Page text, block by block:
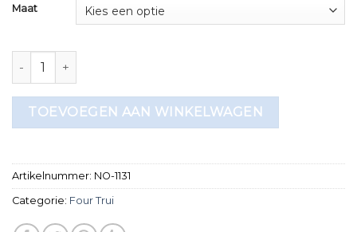
Maat
four trui aantal
TOEVOEGEN AAN WINKELWAGEN
Artikelnummer: NO-1131
Categorie: Four Trui